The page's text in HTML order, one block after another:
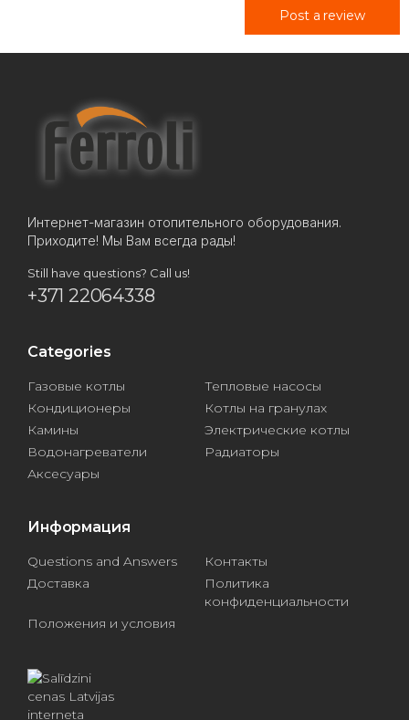
Post a review
Интернет-магазин отопительного оборудования.
Приходите! Мы Вам всегда рады!
Still have questions? Call us!
+371 22064338
Categories
Газовые котлы
Тепловые насосы
Кондиционеры
Котлы на гранулах
Камины
Электрические котлы
Водонагреватели
Радиаторы
Аксесуары
Информация
Questions and Answers
Контакты
Доставка
Политика
конфиденциальности
Положения и условия